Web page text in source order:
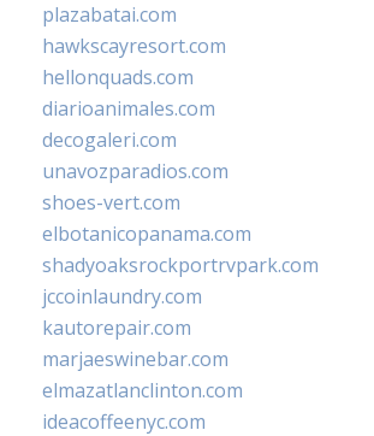
plazabatai.com
hawkscayresort.com
hellonquads.com
diarioanimales.com
decogaleri.com
unavozparadios.com
shoes-vert.com
elbotanicopanama.com
shadyoaksrockportrvpark.com
jccoinlaundry.com
kautorepair.com
marjaeswinebar.com
elmazatlanclinton.com
ideacoffeenyc.com